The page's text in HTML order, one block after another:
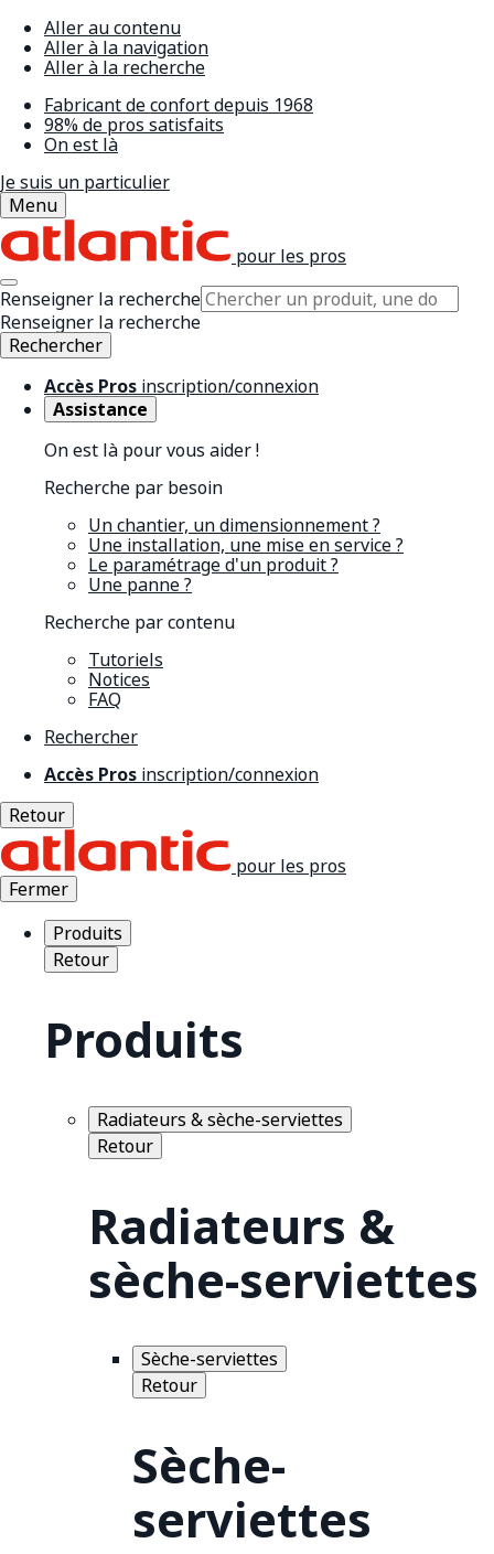
Aller au contenu
Aller à la navigation
Aller à la recherche
Fabricant de confort depuis 1968
98% de pros satisfaits
On est là
Je suis un particulier
Menu
pour les pros
Renseigner la recherche
Renseigner la recherche
Rechercher
Accès Pros inscription/connexion
Assistance
On est là pour vous aider !
Recherche par besoin
Un chantier, un dimensionnement ?
Une installation, une mise en service ?
Le paramétrage d'un produit ?
Une panne ?
Recherche par contenu
Tutoriels
Notices
FAQ
Rechercher
Accès Pros inscription/connexion
Retour
pour les pros
Fermer
Produits
Retour
Produits
Radiateurs & sèche-serviettes
Retour
Radiateurs &
sèche-serviettes
Sèche-serviettes
Retour
Sèche-
serviettes